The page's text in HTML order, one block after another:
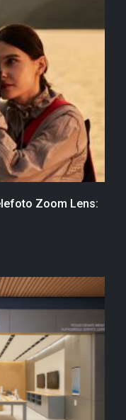
Zoom Lens: